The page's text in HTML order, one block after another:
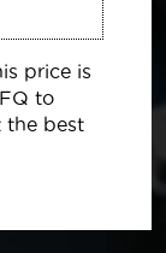
price is
to
the best